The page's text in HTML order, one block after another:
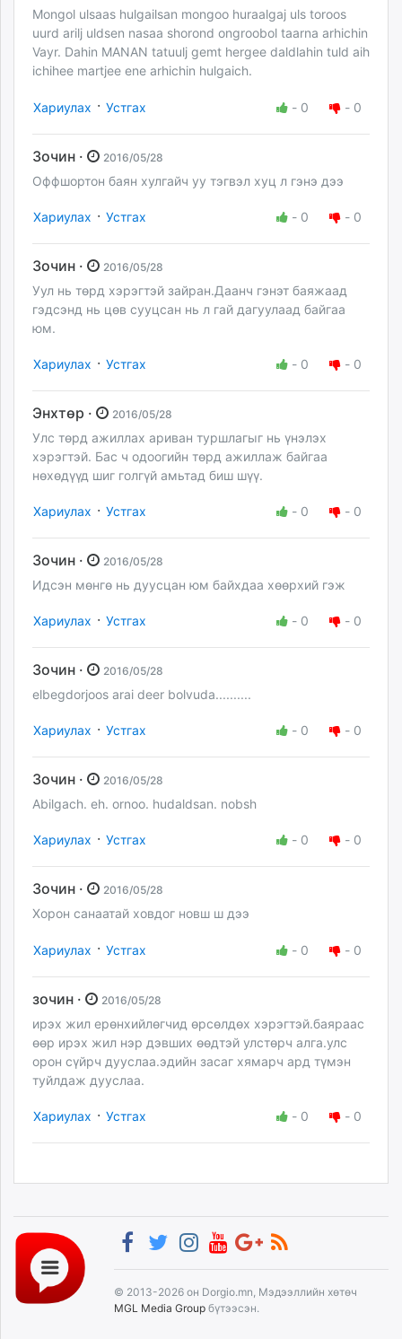
Mongol ulsaas hulgailsan mongoo huraalgaj uls toroos
uurd arilj uldsen nasaa shorond ongroobol taarna arhichin
Vayr. Dahin MANAN tatuulj gemt hergee daldlahin tuld aih
ichihee martjee ene arhichin hulgaich.
Хариулах · Устгах - 0 - 0
Зочин · 2016/05/28
Оффшортон баян хулгайч уу тэгвэл хуц л гэнэ дээ
Хариулах · Устгах - 0 - 0
Зочин · 2016/05/28
Уул нь төрд хэрэгтэй зайран.Даанч гэнэт баяжаад
гэдсэнд нь цөв сууцсан нь л гай дагуулаад байгаа
юм.
Хариулах · Устгах - 0 - 0
Энхтөр · 2016/05/28
Улс төрд ажиллах ариван туршлагыг нь үнэлэх
хэрэгтэй. Бас ч одоогийн төрд ажиллаж байгаа
нөхөдүүд шиг голгүй амьтад биш шүү.
Хариулах · Устгах - 0 - 0
Зочин · 2016/05/28
Идсэн мөнгө нь дуусцан юм байхдаа хөөрхий гэж
Хариулах · Устгах - 0 - 0
Зочин · 2016/05/28
elbegdorjoos arai deer bolvuda..........
Хариулах · Устгах - 0 - 0
Зочин · 2016/05/28
Abilgach. eh. ornoo. hudaldsan. nobsh
Хариулах · Устгах - 0 - 0
Зочин · 2016/05/28
Хорон санаатай ховдог новш ш дээ
Хариулах · Устгах - 0 - 0
зочин · 2016/05/28
ирэх жил ерөнхийлөгчид өрсөлдөх хэрэгтэй.баяраас
өөр ирэх жил нэр дэвших өөдтэй улстөрч алга.улс
орон сүйрч дууслаа.эдийн засаг хямарч ард түмэн
туйлдаж дууслаа.
Хариулах · Устгах - 0 - 0
© 2013-2026 он Dorgio.mn, Мэдээллийн хөтөч
MGL Media Group бүтээсэн.